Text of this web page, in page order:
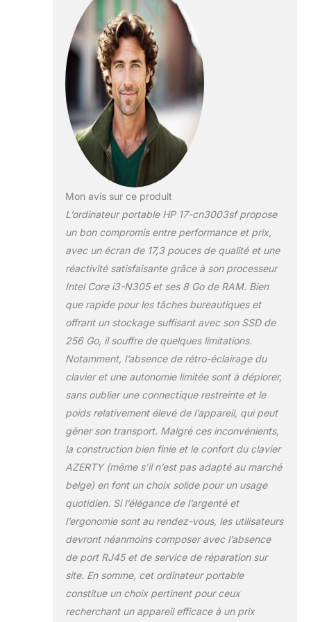
de contenu et les
tâches exigeantes.
ÉCRAN FHD
ANTIREFLET: Profitez
d’une image nette et
détaillée sur un grand
écran 17,3'' Full HD
(1920 x 1080). Plus de
2 millions de pixels
pour une expérience
visuelle confortable,
sans reflets gênants.
CONNECTIVITÉ SANS
LIMITE : Que ce soit en
filaire (USB, HDMI, USB-
Bluetooth), profitez
d’une connexion simple
et rapide pour rester
productif partout.
produits enregistrés
EPEAT Gold sont les
produits les mieux
notés qui répondent à
tous les critères requis
par EPEAT. WINDOWS
11 : Familiarité et
innovation réunies :
une interface moderne,
IA intelligente et
pour une expérience
simple et performante.
Mon avis sur ce produit
L’ordinateur portable HP 17-cn3003sf propose
un bon compromis entre performance et prix,
avec un écran de 17,3 pouces de qualité et une
réactivité satisfaisante grâce à son processeur
Intel Core i3-N305 et ses 8 Go de RAM. Bien
que rapide pour les tâches bureautiques et
offrant un stockage suffisant avec son SSD de
256 Go, il souffre de quelques limitations.
Notamment, l’absence de rétro-éclairage du
clavier et une autonomie limitée sont à déplorer,
sans oublier une connectique restreinte et le
poids relativement élevé de l’appareil, qui peut
gêner son transport. Malgré ces inconvénients,
la construction bien finie et le confort du clavier
AZERTY (même s’il n’est pas adapté au marché
belge) en font un choix solide pour un usage
quotidien. Si l’élégance de l’argenté et
l’ergonomie sont au rendez-vous, les utilisateurs
devront néanmoins composer avec l’absence
de port RJ45 et de service de réparation sur
site. En somme, cet ordinateur portable
constitue un choix pertinent pour ceux
recherchant un appareil efficace à un prix